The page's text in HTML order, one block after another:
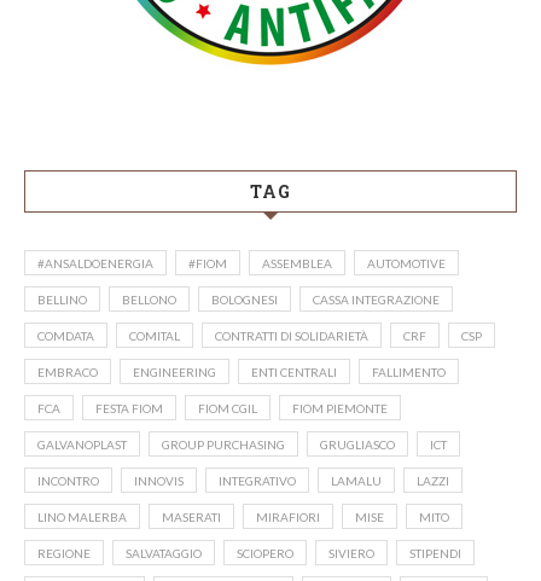
TAG
#ANSALDOENERGIA #FIOM ASSEMBLEA AUTOMOTIVE
BELLINO BELLONO BOLOGNESI CASSA INTEGRAZIONE
COMDATA COMITAL CONTRATTI DI SOLIDARIETÀ CRF CSP
EMBRACO ENGINEERING ENTI CENTRALI FALLIMENTO
FCA FESTA FIOM FIOM CGIL FIOM PIEMONTE
GALVANOPLAST GROUP PURCHASING GRUGLIASCO ICT
INCONTRO INNOVIS INTEGRATIVO LAMALU LAZZI
LINO MALERBA MASERATI MIRAFIORI MISE MITO
REGIONE SALVATAGGIO SCIOPERO SIVIERO STIPENDI